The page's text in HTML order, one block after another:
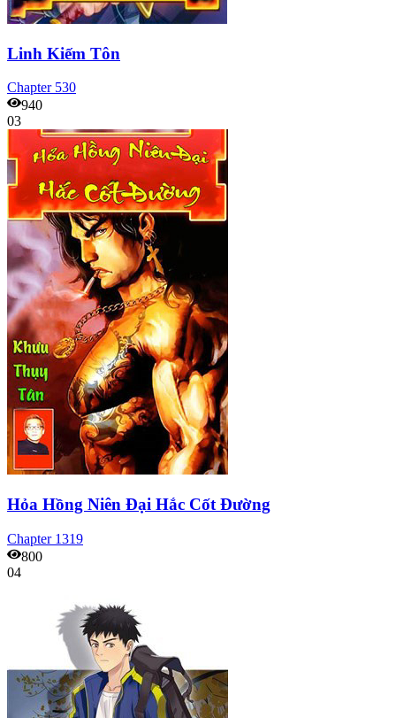
Linh Kiếm Tôn
Chapter 530
940
03
Hỏa Hồng Niên Đại Hắc Cốt Đường
Chapter 1319
800
04